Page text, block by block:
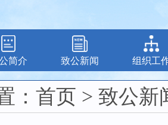
简介 致公新闻 组织工
：首页 > 致公新